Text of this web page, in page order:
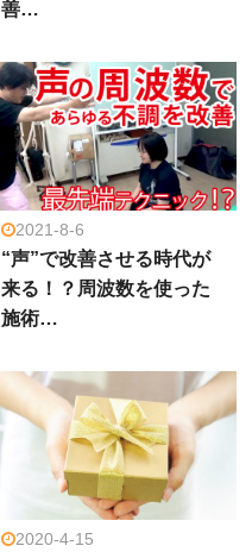
善…
2021-8-6
“声”で改善させる時代が
来る！？周波数を使った
施術…
2020-4-15